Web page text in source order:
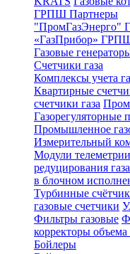
ГРПШ Партнеры
"ПромГазЭнерго"
«ГазПрибор»
Газовые
Счетчики газа
Комплексы учета
Квартирные
счетчики газа
Газорегуляторные
Промышленное
Измерительный
Модули
редуцирования газа
в блочном
Турбинные
газовые счетчики
Фильтры газовые
корректоры объема
Бойлеры